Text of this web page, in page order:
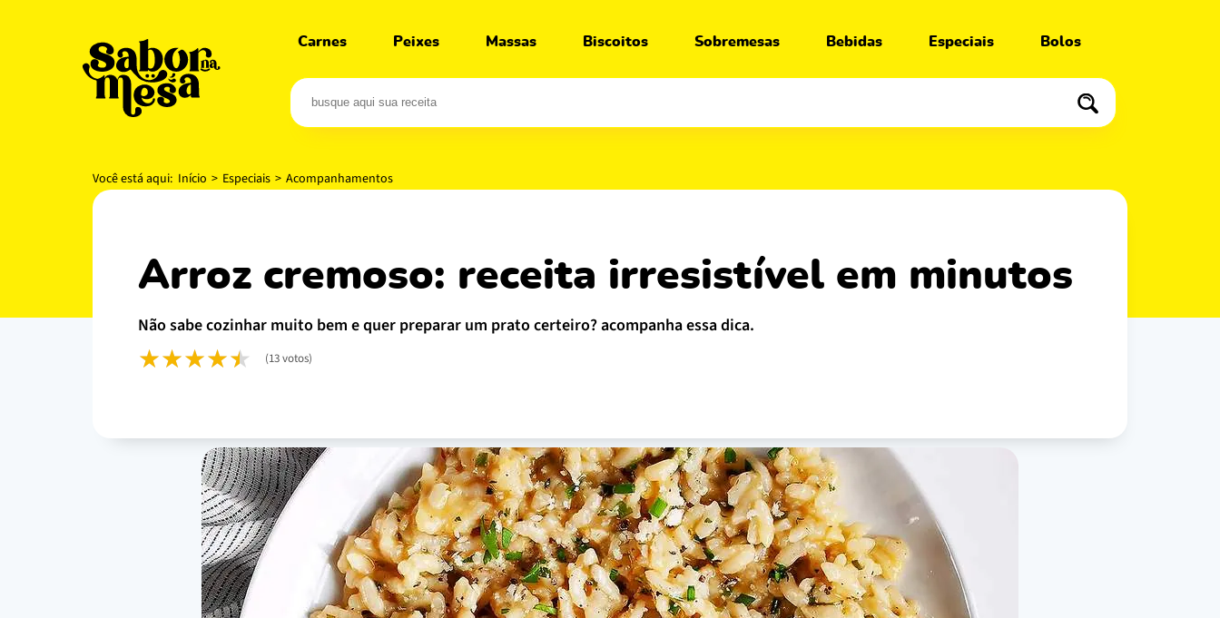
Carnes Peixes Massas Biscoitos Sobremesas Bebidas Especiais Bolos
Você está aqui: Início > Especiais > Acompanhamentos
arroz cremoso: receita irresistível em minutos
não sabe cozinhar muito bem e quer preparar um prato certeiro? acompanha essa dica.
(13 votos)